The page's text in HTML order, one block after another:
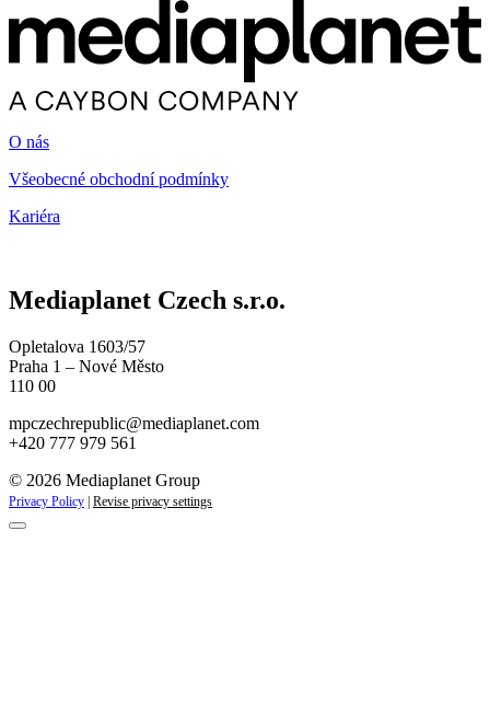
O nás
Všeobecné obchodní podmínky
Kariéra
Mediaplanet Czech s.r.o.
Opletalova 1603/57
Praha 1 – Nové Město
110 00
mpczechrepublic@mediaplanet.com
+420 777 979 561
© 2026 Mediaplanet Group
Privacy Policy Revise privacy settings